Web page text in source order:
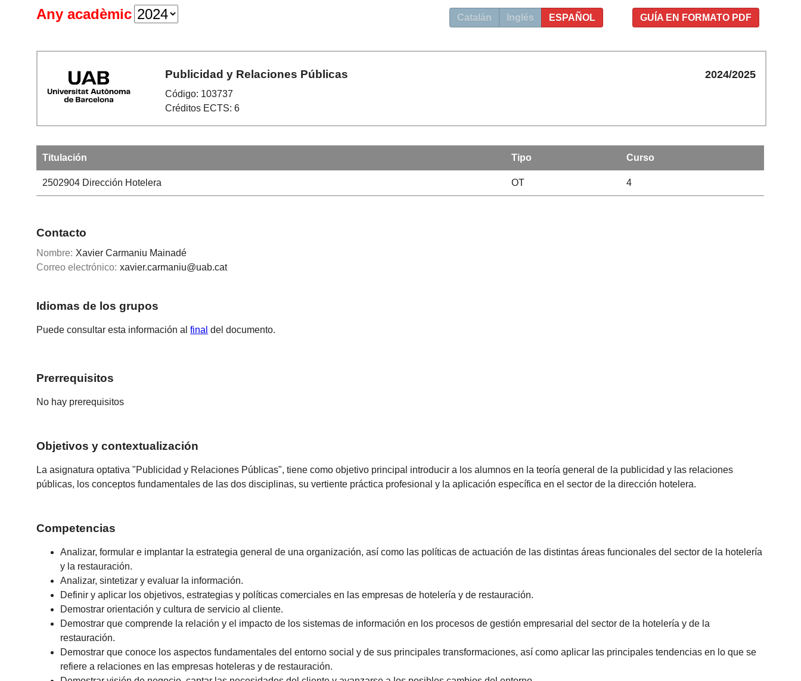
GUÍA EN FORMATO PDF
Catalán Inglés ESPAÑOL
Any acadèmic
Publicidad y Relaciones Públicas
Código: 103737
Créditos ECTS: 6
2024/2025
Titulación Tipo Curso
2502904Dirección Hotelera OT 4
Contacto
Nombre: Xavier Carmaniu Mainadé
Correo electrónico: xavier.carmaniu@uab.cat
Idiomas de los grupos
Puede consultar esta información alfinal del documento.
Prerrequisitos
No hay prerequisitos
Objetivos y contextualización
La asignatura optativa "Publicidad y Relaciones Públicas", tiene como objetivo principal introducir a los alumnos en la teoría general de la publicidad y las relaciones
públicas, los conceptos fundamentales de las dos disciplinas, su vertiente práctica profesional y la aplicación específica en el sector de la dirección hotelera.
Competencias
Analizar, formular e implantar la estrategia general de una organización, así como las políticas de actuación de las distintas áreas funcionales del sector de la hotelería
y la restauración.
Analizar, sintetizar y evaluar la información.
Definir y aplicar los objetivos, estrategias y políticas comerciales en las empresas de hotelería y de restauración.
Demostrar orientación y cultura de servicio al cliente.
Demostrar que comprende la relación y el impacto de los sistemas de información en los procesos de gestión empresarial del sector de la hotelería y de la
restauración.
Demostrar que conoce los aspectos fundamentales del entorno social y de sus principales transformaciones, así como aplicar las principales tendencias en lo que se
refiere a relaciones en las empresas hoteleras y de restauración.